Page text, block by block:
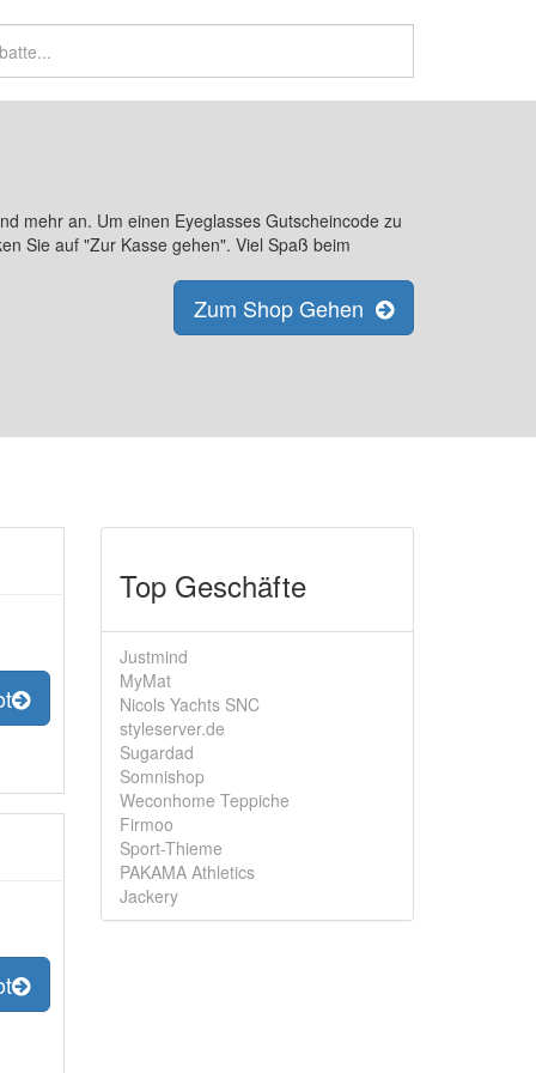
mehr an. Um einen Eyeglasses Gutscheincode zu
Sie auf "Zur Kasse gehen". Viel Spaß beim
Zum Shop Gehen
Top Geschäfte
Justmind
MyMat
Nicols Yachts SNC
styleserver.de
Sugardad
Somnishop
Weconhome Teppiche
Firmoo
Sport-Thieme
PAKAMA Athletics
Jackery